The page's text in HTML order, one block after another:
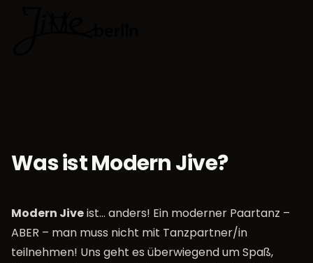
Was ist Modern Jive?
Modern Jiveist… anders! Ein moderner Paartanz –
ABER – man muss nicht mit Tanzpartner/in
teilnehmen! Uns geht es überwiegend um Spaß,